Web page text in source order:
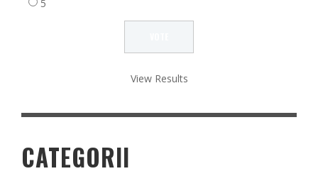
5
View Results
CATEGORII